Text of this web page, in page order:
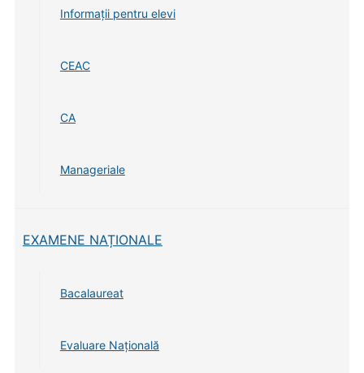
Informații pentru elevi
CEAC
CA
Manageriale
EXAMENE NAȚIONALE
Bacalaureat
Evaluare Națională